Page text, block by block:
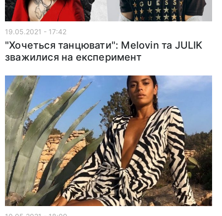
19.05.2021 - 17:42
"Хочеться танцювати": Melovin та JULIK
зважилися на експеримент